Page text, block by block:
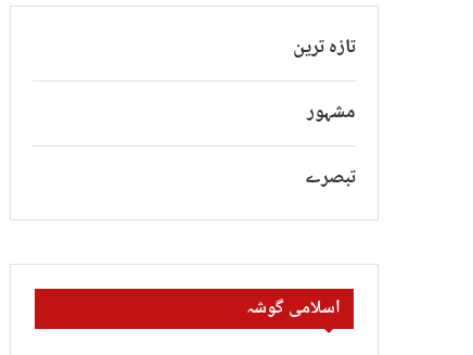
تازہ ترین
مشہور
تبصرے
اسلامی گوشہ